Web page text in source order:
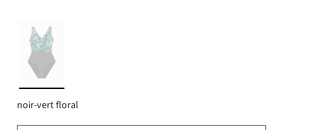
noir-vert floral